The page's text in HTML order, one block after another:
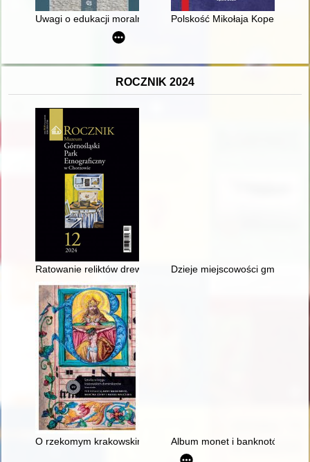
Uwagi o edukacji moralnej synów szlacheckich w XVI-
Polskość Mikołaja Kopernika z
ROCZNIK 2024
Ratowanie reliktów drewnianej zabudowy ziemi krakowskiej
Dzieje miejscowości gminy
O rzekomym krakowskim warsztacie dominikańskim w
Album monet i banknotów